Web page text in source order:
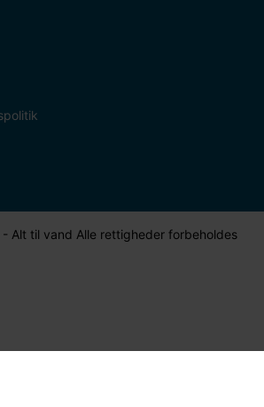
Alt til vand Alle rettigheder forbeholdes